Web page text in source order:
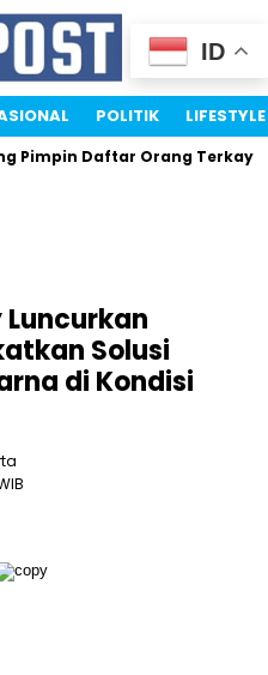
POLITIK LIFESTYLE
Daftar Orang Terkaya
Solusi
di Kondisi
ID